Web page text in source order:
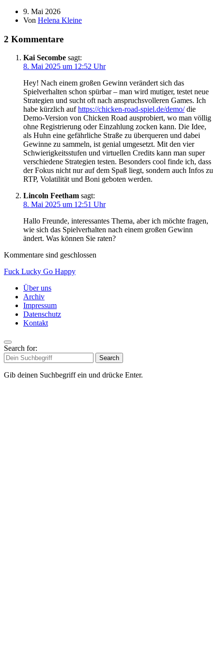
9. Mai 2026
Von Helena Kleine
2 Kommentare
Kai Secombe sagt:
8. Mai 2025 um 12:52 Uhr
Hey! Nach einem großen Gewinn verändert sich das
Spielverhalten schon spürbar – man wird mutiger, testet neue
Strategien und sucht oft nach anspruchsvolleren Games. Ich
habe kürzlich aufhttps://chicken-road-spiel.de/demo/die
Demo-Version von Chicken Road ausprobiert, wo man völlig
ohne Registrierung oder Einzahlung zocken kann. Die Idee,
als Huhn eine gefährliche Straße zu überqueren und dabei
Gewinne zu sammeln, ist genial umgesetzt. Mit den vier
Schwierigkeitsstufen und virtuellen Credits kann man super
verschiedene Strategien testen. Besonders cool finde ich, dass
der Fokus nicht nur auf dem Spaß liegt, sondern auch Infos zu
RTP, Volatilität und Boni geboten werden.
Lincoln Feetham sagt:
8. Mai 2025 um 12:51 Uhr
Hallo Freunde, interessantes Thema, aber ich möchte fragen,
wie sich das Spielverhalten nach einem großen Gewinn
ändert. Was können Sie raten?
Kommentare sind geschlossen
Fuck Lucky Go Happy
Über uns
Archiv
Impressum
Datenschutz
Kontakt
Search for:
Search
Gib deinen Suchbegriff ein und drücke Enter.